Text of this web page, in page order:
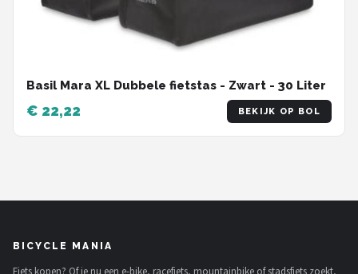
Basil Mara XL Dubbele fietstas - Zwart - 30 Liter
€ 22,22 BEKIJK OP BOL
BICYCLE MANIA
Fiets kopen? Of je nu een e-bike, racefiets, mountainbike of stadsfiets zoekt,